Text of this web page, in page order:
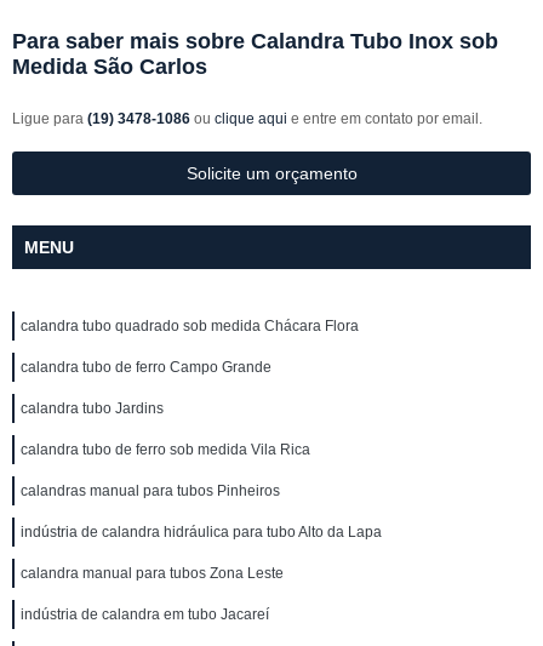
Para saber mais sobre Calandra Tubo Inox sob
Medida São Carlos
Ligue para (19) 3478-1086 ou clique aqui e entre em contato por email.
Solicite um orçamento
MENU
calandra tubo quadrado sob medida Chácara Flora
calandra tubo de ferro Campo Grande
calandra tubo Jardins
calandra tubo de ferro sob medida Vila Rica
calandras manual para tubos Pinheiros
indústria de calandra hidráulica para tubo Alto da Lapa
calandra manual para tubos Zona Leste
indústria de calandra em tubo Jacareí